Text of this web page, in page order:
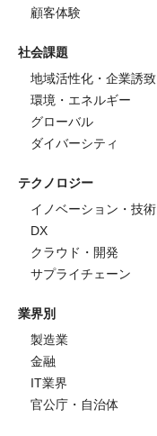
顧客体験
社会課題
地域活性化・企業誘致
環境・エネルギー
グローバル
ダイバーシティ
テクノロジー
イノベーション・技術
DX
クラウド・開発
サプライチェーン
業界別
製造業
金融
IT業界
官公庁・自治体